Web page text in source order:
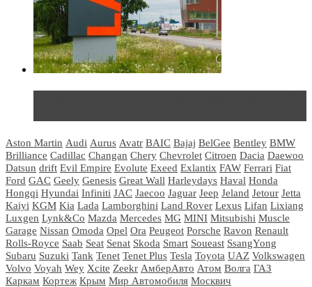
Aston Martin Audi Aurus Avatr BAIC Bajaj BelGee Bentley BMW
Brilliance Cadillac Changan Chery Chevrolet Citroen Dacia Daewoo
Datsun drift Evil Empire Evolute Exeed Exlantix FAW Ferrari Fiat
Ford GAC Geely Genesis Great Wall Harleydays Haval Honda
Hongqi Hyundai Infiniti JAC Jaecoo Jaguar Jeep Jeland Jetour Jetta
Kaiyi KGM Kia Lada Lamborghini Land Rover Lexus Lifan Lixiang
Luxgen Lynk&Co Mazda Mercedes MG MINI Mitsubishi Muscle
Garage Nissan Omoda Opel Ora Peugeot Porsche Ravon Renault
Rolls-Royce Saab Seat Senat Skoda Smart Soueast SsangYong
Subaru Suzuki Tank Tenet Tenet Plus Tesla Toyota UAZ Volkswagen
Volvo Voyah Wey Xcite Zeekr АмберАвто Атом Волга ГАЗ
Каркам Кортеж Крым Мир Автомобиля Москвич